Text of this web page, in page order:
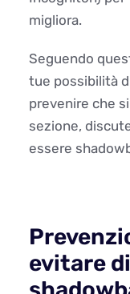
migliora.
Seguendo
tue possibilità
prevenire che
sezione,
essere
evitare